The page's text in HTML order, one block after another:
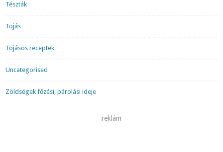
Tészták
Tojás
Tojásos receptek
Uncategorised
Zöldségek főzési, párolási ideje
reklám